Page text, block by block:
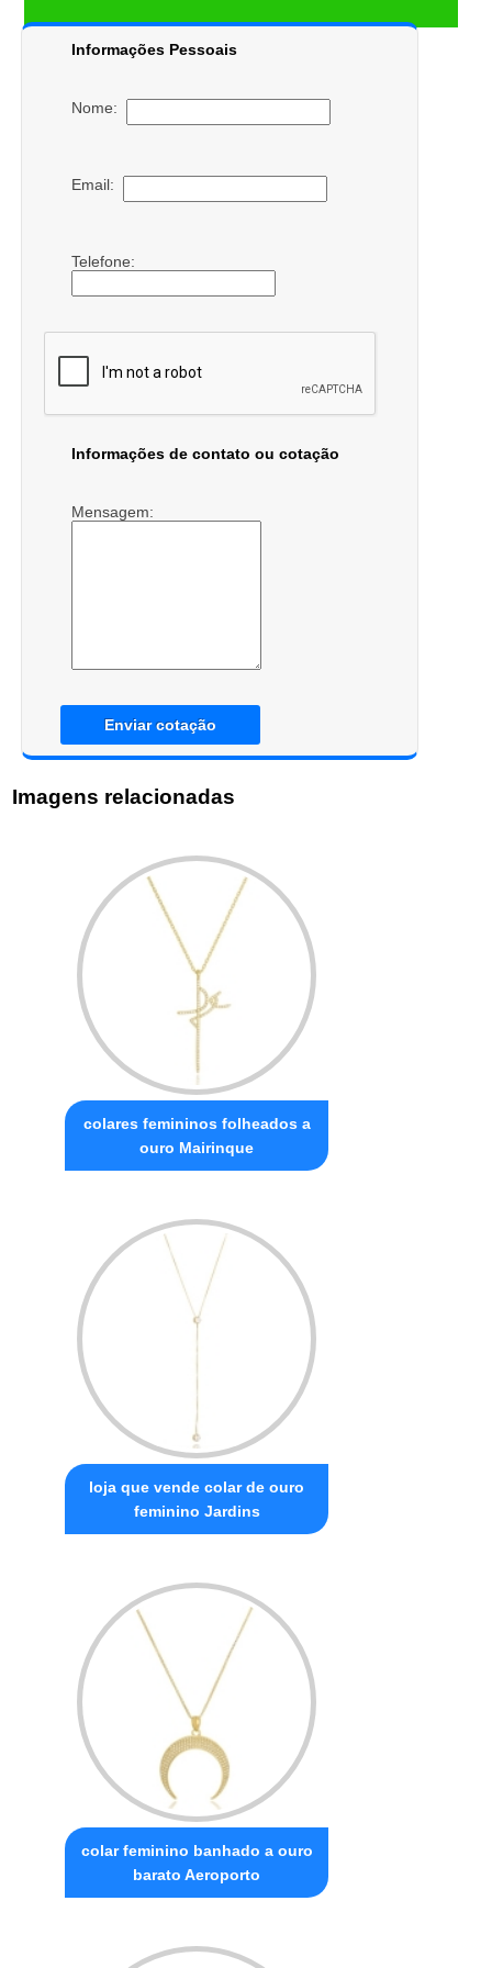
Informações Pessoais
Nome:
Email:
Telefone:
Informações de contato ou cotação
Mensagem:
Enviar cotação
Imagens relacionadas
colares femininos folheados a
ouro Mairinque
loja que vende colar de ouro
feminino Jardins
colar feminino banhado a ouro
barato Aeroporto